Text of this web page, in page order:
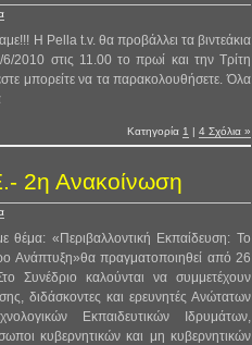
Η Pella t.v. θα προβάλλει τα βιντεάκια
2010 στις 11.00 το πρωί και την Τρίτη
μπορείτε να τα παρακολουθήσετε. Όλα
Κατηγορία 1 | 4 Σχόλια »
2η Ανακοίνωση
«Περιβαλλοντική Εκπαίδευση: Το
Ανάπτυξη»θα πραγματοποιηθεί από 26
καλούνται να συμμετέχουν
διδάσκοντες και ερευνητές Ανώτατων
Εκπαιδευτικών Ιδρυμάτων,
κυβερνητικών και μη κυβερνητικών